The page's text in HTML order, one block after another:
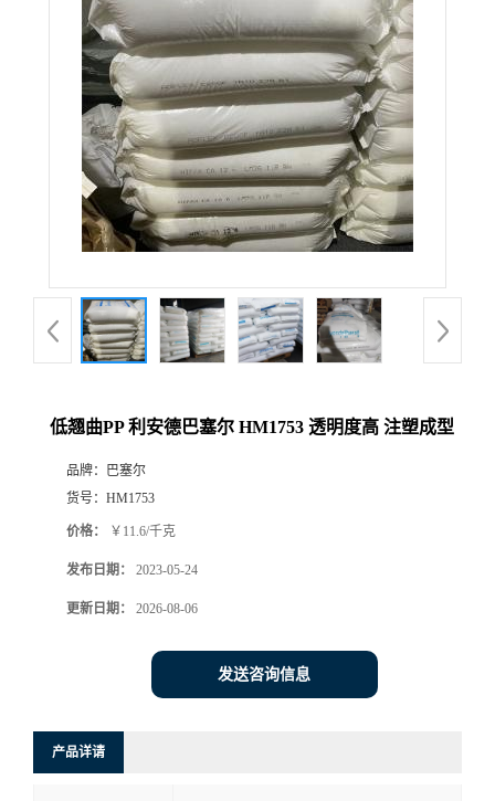
低翘曲PP 利安德巴塞尔 HM1753 透明度高 注塑成型
品牌：
巴塞尔
货号： HM1753
价格： ￥11.6/千克
发布日期： 2023-05-24
更新日期： 2026-08-06
发送咨询信息
产品详请